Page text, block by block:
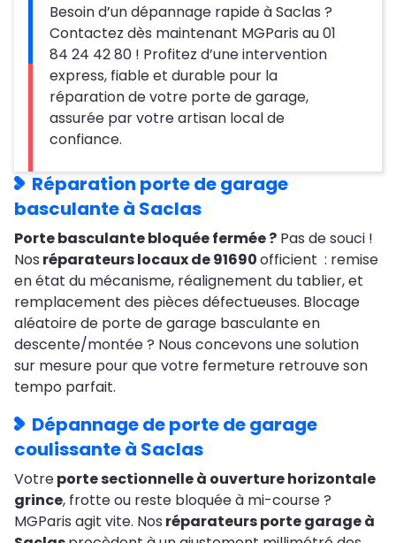
Besoin d’un dépannage rapide à Saclas ?
Contactez dès maintenant MGParis au 01
84 24 42 80 ! Profitez d’une intervention
express, fiable et durable pour la
réparation de votre porte de garage,
assurée par votre artisan local de
confiance.
Réparation porte de garage
basculante à Saclas
Porte basculante bloquée fermée ? Pas de souci !
Nos réparateurs locaux de 91690officient : remise
en état du mécanisme, réalignement du tablier, et
remplacement des pièces défectueuses. Blocage
aléatoire de porte de garage basculante en
descente/montée ? Nous concevons une solution
sur mesure pour que votre fermeture retrouve son
tempo parfait.
Dépannage de porte de garage
coulissante à Saclas
Votreporte sectionnelle à ouverture horizontale
grince, frotte ou reste bloquée à mi-course ?
MGParis agit vite. Nos réparateurs porte garage à